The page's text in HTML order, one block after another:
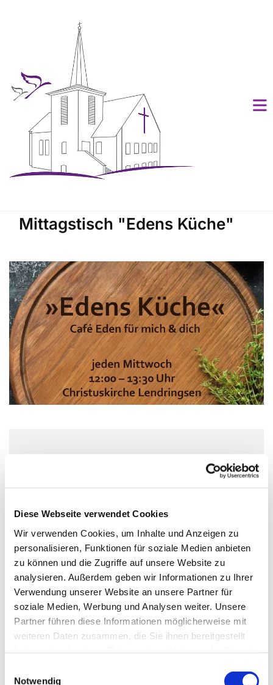
Diese Webseite verwendet Cookies
Wir verwenden Cookies, um Inhalte und Anzeigen zu
personalisieren, Funktionen für soziale Medien anbieten
zu können und die Zugriffe auf unsere Website zu
analysieren. Außerdem geben wir Informationen zu Ihrer
Verwendung unserer Website an unsere Partner für
soziale Medien, Werbung und Analysen weiter. Unsere
Partner führen diese Informationen möglicherweise mit
weiteren Daten zusammen, die Sie ihnen bereitgestellt
Notwendig
Mittagstisch "Edens Küche"
Mittwoch, 29. Juli 2026, 12:00 Uhr
Platz 1, 58710 Menden
Silvia Hoth und TEAM